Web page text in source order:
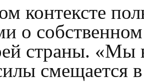
контексте
о
страны. «Мы
смещается